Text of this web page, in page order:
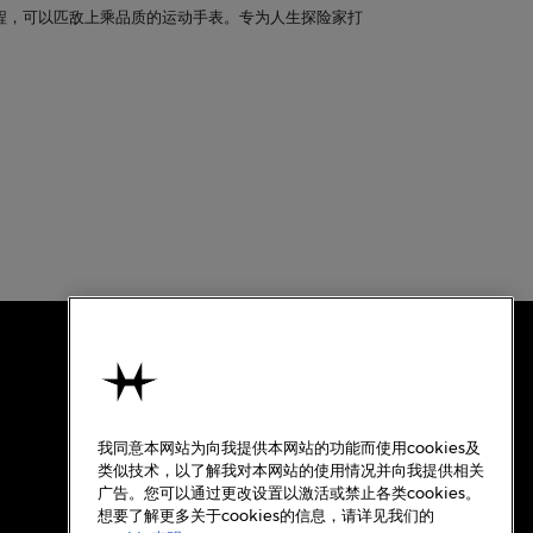
可以匹敌上乘品质的运动手表。专为人生探险家打
使用条款
使用条款
隐私政策
我同意本网站为向我提供本网站的功能而使用cookies及
类似技术，以了解我对本网站的使用情况并向我提供相关
广告。您可以通过更改设置以激活或禁止各类cookies。
想要了解更多关于cookies的信息，请详见我们的